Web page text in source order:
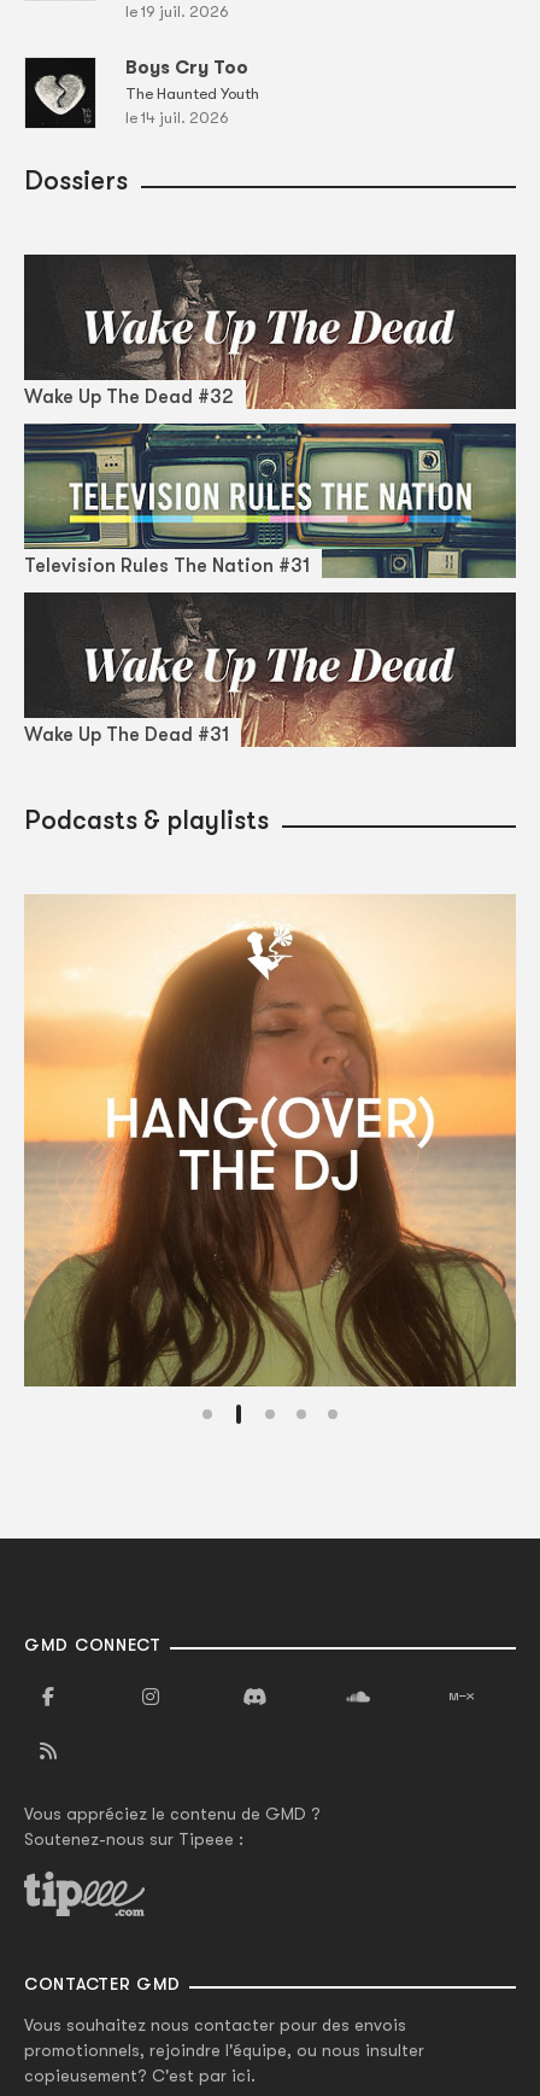
le 19 juil. 2026
Boys Cry Too
The Haunted Youth
le 14 juil. 2026
Dossiers
Wake Up The Dead #32
Television Rules The Nation #31
Wake Up The Dead #31
Podcasts & playlists
GMD CONNECT
Vous appréciez le contenu de GMD ?
Soutenez-nous sur Tipeee :
CONTACTER GMD
Vous souhaitez nous contacter pour des envois
promotionnels, rejoindre l'équipe, ou nous insulter
copieusement? C'est par ici.